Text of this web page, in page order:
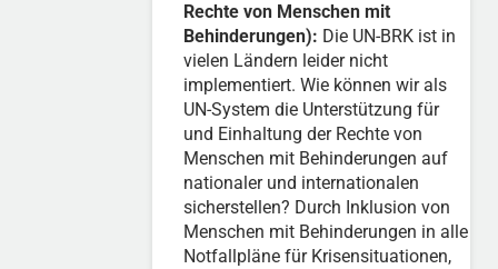
Rechte von Menschen mit
Behinderungen): Die UN-BRK ist in
vielen Ländern leider nicht
implementiert. Wie können wir als
UN-System die Unterstützung für
und Einhaltung der Rechte von
Menschen mit Behinderungen auf
nationaler und internationalen
sicherstellen? Durch Inklusion von
Menschen mit Behinderungen in alle
Notfallpläne für Krisensituationen,